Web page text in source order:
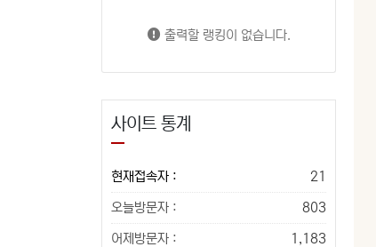
출력할 랭킹이 없습니다.
사이트 통계
현재접속자 : 21
오늘방문자 : 803
어제방문자 : 1,183